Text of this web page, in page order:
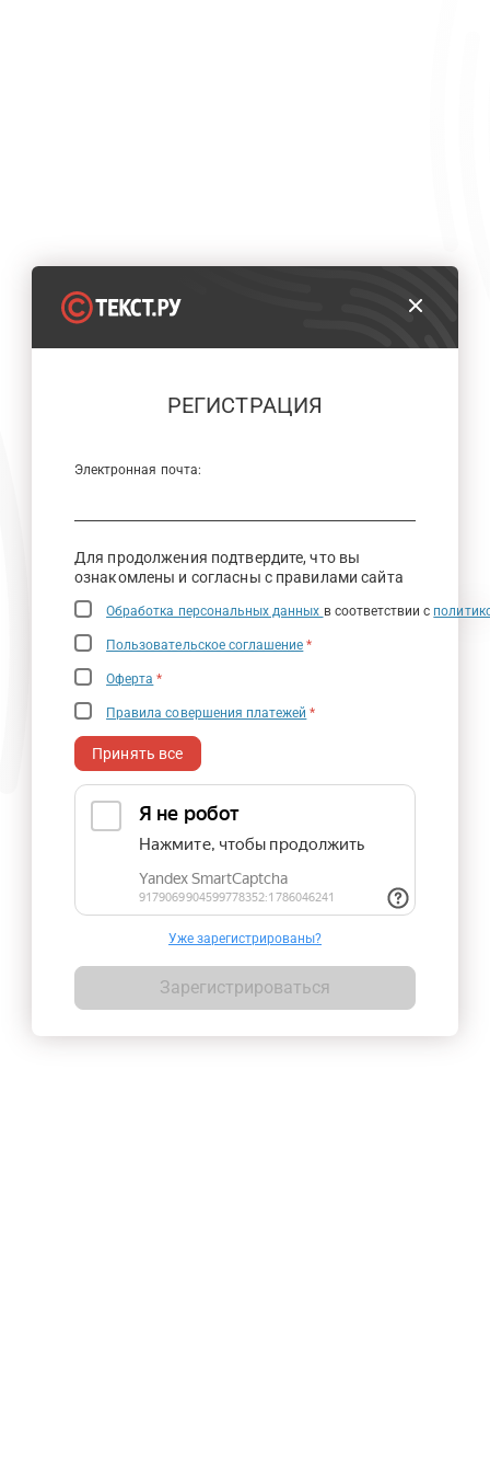
РЕГИСТРАЦИЯ
Электронная почта:
Для продолжения подтвердите, что вы
ознакомлены и согласны с правилами сайта
Обработка персональных данных в соответствии с
Пользовательское соглашение *
Оферта *
Правила совершения платежей *
Принять все
Уже зарегистрированы?
Зарегистрироваться